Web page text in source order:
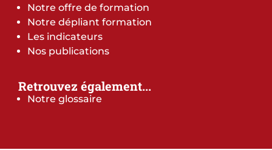
Notre offre de formation
Notre dépliant formation
Les indicateurs
Nos publications
Retrouvez également...
Notre glossaire